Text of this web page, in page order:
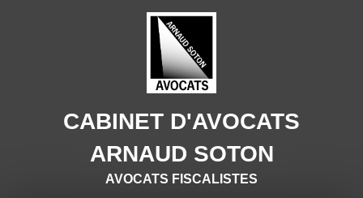
CABINET D'AVOCATS
ARNAUD SOTON
AVOCATS FISCALISTES